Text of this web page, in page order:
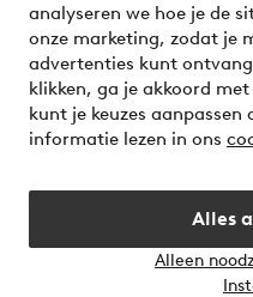
analyseren we hoe je de
onze marketing, zodat je
advertenties kunt
klikken, ga je akkoord
kunt je keuzes
informatie lezen in ons
Alles
Alleen
Wil je meer weten